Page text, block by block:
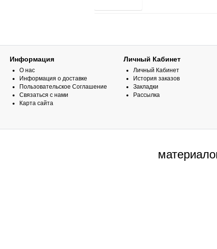
Информация
О нас
Информация о доставке
Пользовательское Соглашение
Связаться с нами
Карта сайта
Личный Кабинет
Личный Кабинет
История заказов
Закладки
Рассылка